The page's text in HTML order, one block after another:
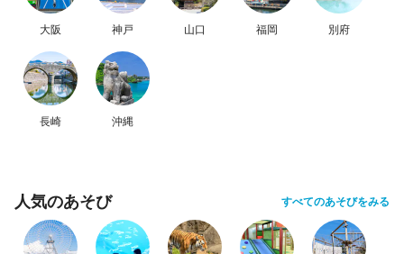
大阪 神戸 山口 福岡 別府
長崎 沖縄
人気のあそび すべてのあそびをみる